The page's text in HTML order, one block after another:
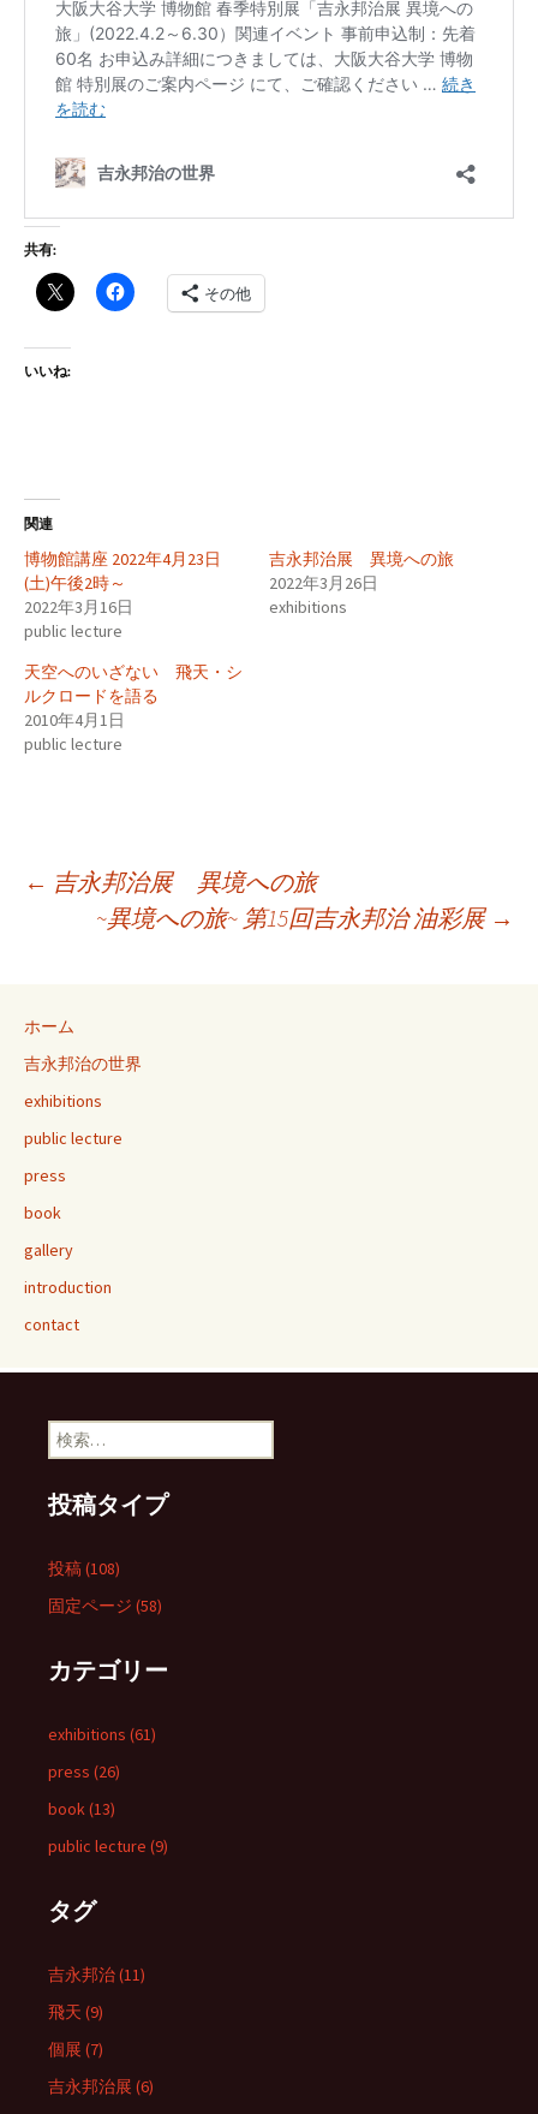
共有:
その他
いいね:
関連
博物館講座 2022年4月23日
(土)午後2時～
2022年3月16日
public lecture
吉永邦治展 異境への旅
2022年3月26日
exhibitions
天空へのいざない 飛天・シ
ルクロードを語る
2010年4月1日
public lecture
投
ナ
ビ
ゲ
ー
シ
ョ
ン
← 吉永邦治展 異境への旅
~異境への旅~ 第15回吉永邦治 油彩展 →
ホーム
吉永邦治の世界
exhibitions
public lecture
press
book
gallery
introduction
contact
検
索:
投稿タイプ
投稿 (108)
固定ページ (58)
カテゴリー
exhibitions (61)
press (26)
book (13)
public lecture (9)
タグ
吉永邦治 (11)
飛天 (9)
個展 (7)
吉永邦治展 (6)